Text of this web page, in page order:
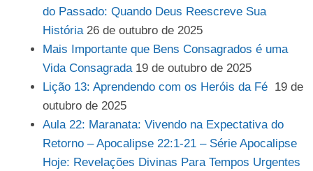
do Passado: Quando Deus Reescreve Sua
História 26 de outubro de 2025
Mais Importante que Bens Consagrados é uma
Vida Consagrada 19 de outubro de 2025
Lição 13: Aprendendo com os Heróis da Fé 19 de
outubro de 2025
Aula 22: Maranata: Vivendo na Expectativa do
Retorno – Apocalipse 22:1-21 – Série Apocalipse
Hoje: Revelações Divinas Para Tempos Urgentes